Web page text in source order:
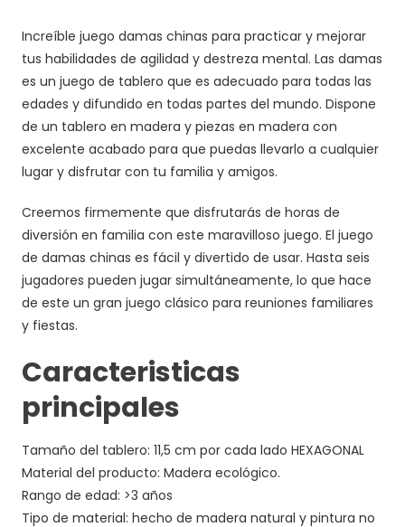
Increíble juego damas chinas para practicar y mejorar
tus habilidades de agilidad y destreza mental. Las damas
es un juego de tablero que es adecuado para todas las
edades y difundido en todas partes del mundo. Dispone
de un tablero en madera y piezas en madera con
excelente acabado para que puedas llevarlo a cualquier
lugar y disfrutar con tu familia y amigos.
Creemos firmemente que disfrutarás de horas de
diversión en familia con este maravilloso juego. El juego
de damas chinas es fácil y divertido de usar. Hasta seis
jugadores pueden jugar simultáneamente, lo que hace
de este un gran juego clásico para reuniones familiares
y fiestas.
Caracteristicas
principales
Tamaño del tablero: 11,5 cm por cada lado HEXAGONAL
Material del producto: Madera ecológico.
Rango de edad: >3 años
Tipo de material: hecho de madera natural y pintura no